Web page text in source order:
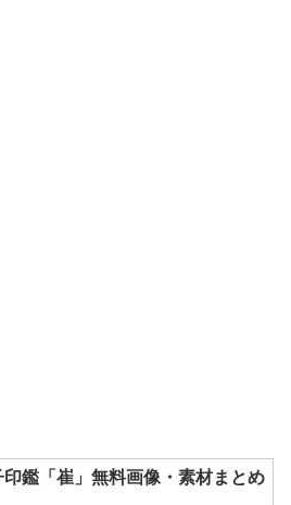
印鑑「崔」無料画像・素材まとめ